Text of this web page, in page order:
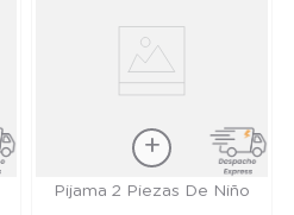
Talla
Pijama 2 Piezas De Niño